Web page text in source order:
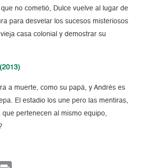
no cometió, Dulce vuelve al lugar de
para desvelar los sucesos misteriosos
casa colonial y demostrar su
(2013)
a muerte, como su papá, y Andrés es
El estadio los une pero las mentiras,
pertenecen al mismo equipo,